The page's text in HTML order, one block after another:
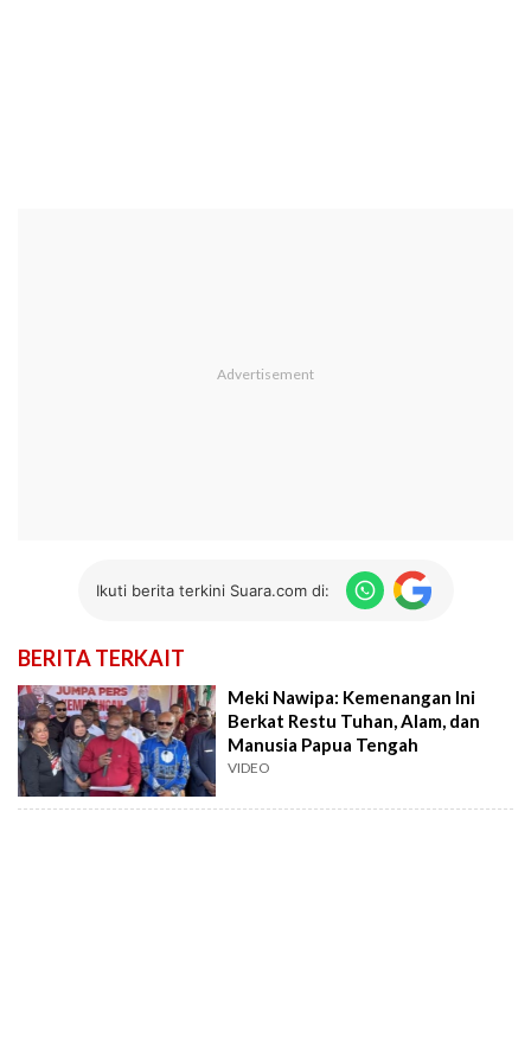
Ikuti berita terkini Suara.com di:
BERITA TERKAIT
Meki Nawipa: Kemenangan Ini
Berkat Restu Tuhan, Alam, dan
Manusia Papua Tengah
VIDEO